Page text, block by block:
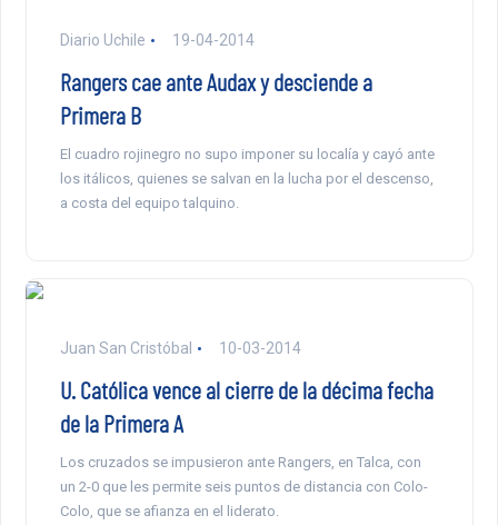
Diario Uchile 19-04-2014
Rangers cae ante Audax y desciende a
Primera B
El cuadro rojinegro no supo imponer su localía y cayó ante
los itálicos, quienes se salvan en la lucha por el descenso,
a costa del equipo talquino.
Juan San Cristóbal 10-03-2014
U. Católica vence al cierre de la décima fecha
de la Primera A
Los cruzados se impusieron ante Rangers, en Talca, con
un 2-0 que les permite seis puntos de distancia con Colo-
Colo, que se afianza en el liderato.